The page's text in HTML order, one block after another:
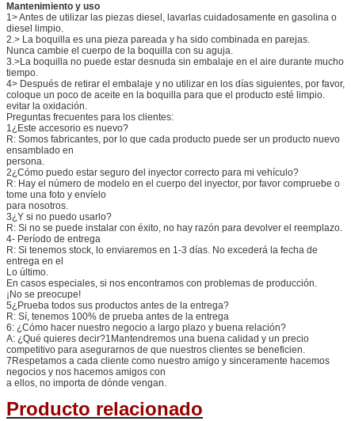
Mantenimiento y uso
1> Antes de utilizar las piezas diesel, lavarlas cuidadosamente en gasolina o
diesel limpio.
2.> La boquilla es una pieza pareada y ha sido combinada en parejas.
Nunca cambie el cuerpo de la boquilla con su aguja.
3.>La boquilla no puede estar desnuda sin embalaje en el aire durante mucho
tiempo.
4> Después de retirar el embalaje y no utilizar en los días siguientes, por favor,
coloque un poco de aceite en la boquilla para que el producto esté limpio.
evitar la oxidación.
Preguntas frecuentes para los clientes:
1¿Este accesorio es nuevo?
R: Somos fabricantes, por lo que cada producto puede ser un producto nuevo
ensamblado en
persona.
2¿Cómo puedo estar seguro del inyector correcto para mi vehículo?
R: Hay el número de modelo en el cuerpo del inyector, por favor compruebe o
tome una foto y envíelo
para nosotros.
3¿Y si no puedo usarlo?
R: Si no se puede instalar con éxito, no hay razón para devolver el reemplazo.
4- Período de entrega
R: Si tenemos stock, lo enviaremos en 1-3 días. No excederá la fecha de
entrega en el
Lo último.
En casos especiales, si nos encontramos con problemas de producción.
¡No se preocupe!
5¿Prueba todos sus productos antes de la entrega?
R: Sí, tenemos 100% de prueba antes de la entrega
6: ¿Cómo hacer nuestro negocio a largo plazo y buena relación?
A: ¿Qué quieres decir?1Mantendremos una buena calidad y un precio
competitivo para asegurarnos de que nuestros clientes se beneficien.
7Respetamos a cada cliente como nuestro amigo y sinceramente hacemos
negocios y nos hacemos amigos con
a ellos, no importa de dónde vengan.
Producto relacionado